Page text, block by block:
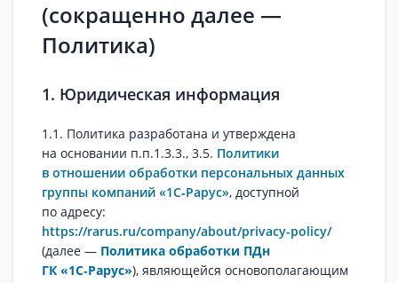
(сокращенно далее —
Политика)
1. Юридическая информация
1.1. Политика разработана и утверждена
на основании п.п.1.3.3., 3.5. Политики
в отношении обработки персональных данных
группы компаний «1С‑Рарус», доступной
по адресу:
https://rarus.ru/company/about/privacy-policy/
(далее — Политика обработки ПДн
ГК «1С‑Рарус»), являющейся основополагающим